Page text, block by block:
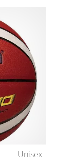
Unisex